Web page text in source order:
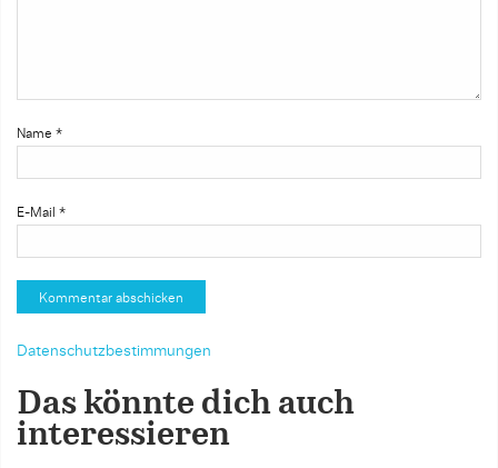
Name *
E-Mail *
Datenschutzbestimmungen
Das könnte dich auch
interessieren